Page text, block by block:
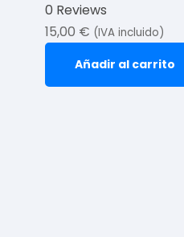
0 Reviews
15,00 € (IVA incluido)
Añadir al carrito